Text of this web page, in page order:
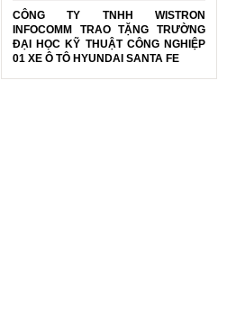
CÔNG TY TNHH WISTRON
INFOCOMM TRAO TẶNG TRƯỜNG
ĐẠI HỌC KỸ THUẬT CÔNG NGHIỆP
01 XE Ô TÔ HYUNDAI SANTA FE